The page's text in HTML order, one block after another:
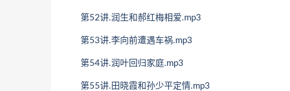
第52讲.润生和郝红梅相爱.mp3
第53讲.李向前遭遇车祸.mp3
第54讲.润叶回归家庭.mp3
第55讲.田晓霞和孙少平定情.mp3